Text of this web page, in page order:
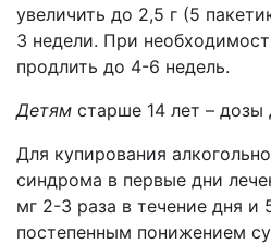
увеличить до 2,5 г (5
3 недели. При
продлить до 4-6 недель.
Детям старше 14 лет – дозы
Для купирования
синдрома в первые дни
мг 2-3 раза в течение дня и
постепенным понижением